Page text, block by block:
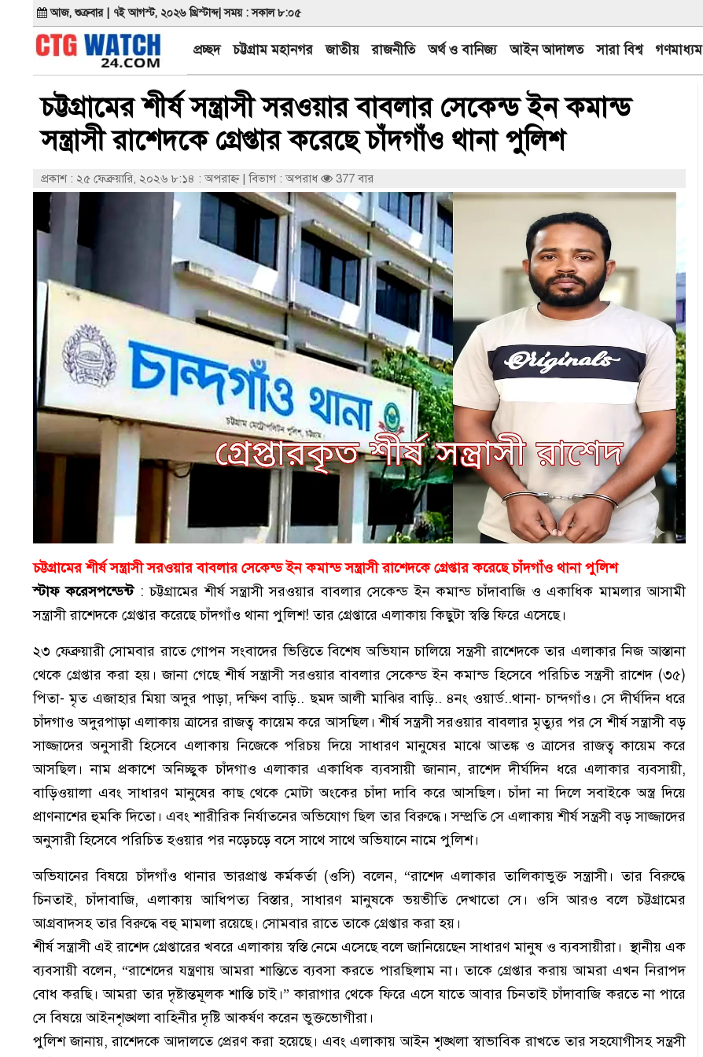
আজ, শুক্রবার | ৭ই আগস্ট, ২০২৬ খ্রিস্টাব্দ| সময় : সকাল ৮:০৫
প্রচ্ছদ চট্টগ্রাম মহানগর জাতীয় রাজনীতি অর্থ ও বানিজ্য আইন আদালত সারা বিশ্ব গণমাধ্যম
চট্টগ্রামের শীর্ষ সন্ত্রাসী সরওয়ার বাবলার সেকেন্ড ইন কমান্ড
সন্ত্রাসী রাশেদকে গ্রেপ্তার করেছে চাঁদগাঁও থানা পুলিশ
প্রকাশ : ২৫ ফেব্রুয়ারি, ২০২৬ ৮:১৪ : অপরাহ্ণ |বিভাগ : অপরাধ 377 বার
চট্টগ্রামের শীর্ষ সন্ত্রাসী সরওয়ার বাবলার সেকেন্ড ইন কমান্ড সন্ত্রাসী রাশেদকে গ্রেপ্তার করেছে চাঁদগাঁও থানা পুলিশ
​স্টাফ করেসপন্ডেন্ট: চট্টগ্রামের শীর্ষ সন্ত্রাসী সরওয়ার বাবলার সেকেন্ড ইন কমান্ড চাঁদাবাজি ও একাধিক মামলার আসামী
সন্ত্রাসী রাশেদকে গ্রেপ্তার করেছে চাঁদগাঁও থানা পুলিশ! তার গ্রেপ্তারে এলাকায় কিছুটা স্বস্তি ফিরে এসেছে।
২৩ ফেব্রুয়ারী সোমবার রাতে গোপন সংবাদের ভিত্তিতে বিশেষ অভিযান চালিয়ে সন্ত্রসী রাশেদকে তার এলাকার নিজ আস্তানা
থেকে গ্রেপ্তার করা হয়। জানা গেছে শীর্ষ সন্ত্রাসী সরওয়ার বাবলার সেকেন্ড ইন কমান্ড হিসেবে পরিচিত সন্ত্রসী রাশেদ (৩৫)
পিতা- মৃত এজাহার মিয়া অদুর পাড়া, দক্ষিণ বাড়ি.. ছমদ আলী মাঝির বাড়ি.. ৪নং ওয়ার্ড..থানা- চান্দগাঁও। সে দীর্ঘদিন ধরে
চাঁদগাও অদুরপাড়া এলাকায় ত্রাসের রাজত্ব কায়েম করে আসছিল। শীর্ষ সন্ত্রসী সরওয়ার বাবলার মৃত্যুর পর সে শীর্ষ সন্ত্রাসী বড়
সাজ্জাদের অনুসারী হিসেবে এলাকায় নিজেকে পরিচয় দিয়ে সাধারণ মানুষের মাঝে আতঙ্ক ও ত্রাসের রাজত্ব কায়েম করে
আসছিল। নাম প্রকাশে অনিচ্ছুক চাঁদগাও এলাকার একাধিক ব্যবসায়ী জানান, রাশেদ দীর্ঘদিন ধরে এলাকার ব্যবসায়ী,
বাড়িওয়ালা এবং সাধারণ মানুষের কাছ থেকে মোটা অংকের চাঁদা দাবি করে আসছিল। চাঁদা না দিলে সবাইকে অস্ত্র দিয়ে
প্রাণনাশের হুমকি দিতো। এবং শারীরিক নির্যাতনের অভিযোগ ছিল তার বিরুদ্ধে। সম্প্রতি সে এলাকায় শীর্ষ সন্ত্রসী বড় সাজ্জাদের
অনুসারী হিসেবে পরিচিত হওয়ার পর নড়েচড়ে বসে সাথে সাথে অভিযানে নামে পুলিশ।
​অভিযানের বিষয়ে চাঁদগাঁও থানার ভারপ্রাপ্ত কর্মকর্তা (ওসি) বলেন, “রাশেদ এলাকার তালিকাভুক্ত সন্ত্রাসী। তার বিরুদ্ধে
চিনতাই, চাঁদাবাজি, এলাকায় আধিপত্য বিস্তার, সাধারণ মানুষকে ভয়ভীতি দেখাতো সে। ওসি আরও বলে চট্টগ্রামের
আগ্রবাদসহ তার বিরুদ্ধে বহু মামলা রয়েছে। সোমবার রাতে তাকে গ্রেপ্তার করা হয়।
​শীর্ষ সন্ত্রাসী এই রাশেদ গ্রেপ্তারের খবরে এলাকায় স্বস্তি নেমে এসেছে বলে জানিয়েছেন সাধারণ মানুষ ও ব্যবসায়ীরা। স্থানীয় এক
ব্যবসায়ী বলেন, “রাশেদের যন্ত্রণায় আমরা শান্তিতে ব্যবসা করতে পারছিলাম না। তাকে গ্রেপ্তার করায় আমরা এখন নিরাপদ
বোধ করছি। আমরা তার দৃষ্টান্তমূলক শাস্তি চাই।” কারাগার থেকে ফিরে এসে যাতে আবার চিনতাই চাঁদাবাজি করতে না পারে
সে বিষয়ে আইনশৃঙ্খলা বাহিনীর দৃষ্টি আকর্ষণ করেন ভুক্তভোগীরা।
​পুলিশ জানায়, রাশেদকে আদালতে প্রেরণ করা হয়েছে। এবং এলাকায় আইন শৃঙ্খলা স্বাভাবিক রাখতে তার সহযোগীসহ সন্ত্রসী